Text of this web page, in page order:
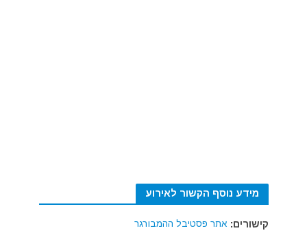
מידע נוסף הקשור לאירוע
קישורים: אתר פסטיבל ההמבורגר